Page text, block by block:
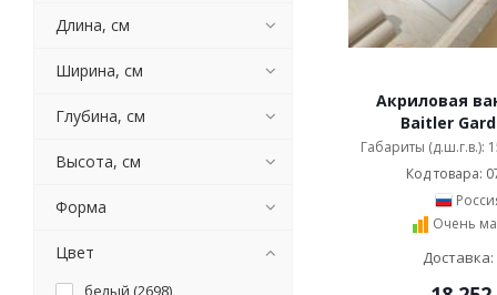
Акриловая
Baitler
Габариты (д.ш.г.в.):
Код товара:
Очень
Bellrado (
Besco (101
Bravat (7
Byon Technologies (
Cerutti SPA (
Cezares (
Длина, см
Ширина, см
Глубина, см
Высота, см
Форма
Цвет
белый (2698)